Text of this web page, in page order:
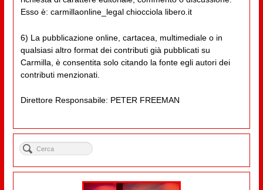
Esso è: carmillaonline_legal chiocciola libero.it
6) La pubblicazione online, cartacea, multimediale o in
qualsiasi altro format dei contributi già pubblicati su
Carmilla, è consentita solo citando la fonte egli autori dei
contributi menzionati.
Direttore Responsabile: PETER FREEMAN